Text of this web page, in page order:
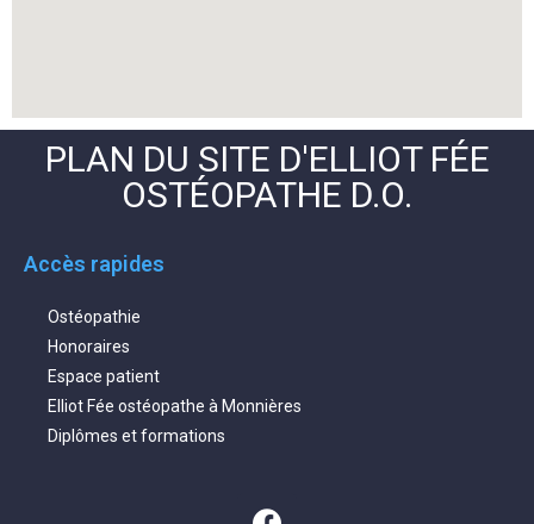
PLAN DU SITE D'ELLIOT FÉE
OSTÉOPATHE D.O.
Accès rapides
Ostéopathie
Honoraires
Espace patient
Elliot Fée ostéopathe à Monnières
Diplômes et formations